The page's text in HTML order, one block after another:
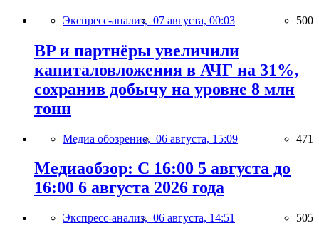
Экспресс-анализ, 07 августа, 00:03 500
BP и партнёры увеличили
капиталовложения в АЧГ на 31%,
сохранив добычу на уровне 8 млн
тонн
Медиа обозрение, 06 августа, 15:09 471
Медиаобзор: С 16:00 5 августа до
16:00 6 августа 2026 года
Экспресс-анализ, 06 августа, 14:51 505